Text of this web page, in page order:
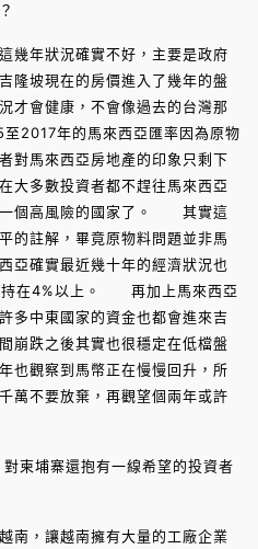
年狀況確實不好，主要是政府
隆坡現在的房價進入了幾年的盤
才會健康，不會像過去的台灣那
年的馬來西亞匯率因為原物
對馬來西亞房地產的印象只剩下
大多數投資者都不趕往馬來西亞
一個高風險的國家了。 其實這
的註解，畢竟原物料問題並非馬
亞確實最近幾十年的經濟狀況也
持在4%以上。 再加上馬來西亞
多中東國家的資金也都會進來吉
崩跌之後其實也很穩定在低檔盤
也觀察到馬幣正在慢慢回升，所
萬不要放棄，再觀望個兩年或許
柬埔寨還抱有一線希望的投資者
，讓越南擁有大量的工廠企業